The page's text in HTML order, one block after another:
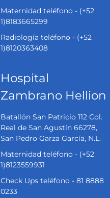
Maternidad teléfono - (+52
1)8183665299
Radiología teléfono - (+52
1)8120363408
Hospital
Zambrano Hellion
Batallón San Patricio 112 Col.
Real de San Agustín 66278,
San Pedro Garza García, N.L.
Maternidad teléfono - (+52
1)8123559931
Check Ups teléfono - 81 8888
0233